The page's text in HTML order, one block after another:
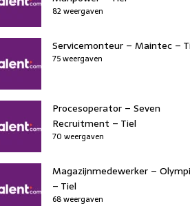
82 weergaven
Servicemonteur – Maintec –
75 weergaven
Procesoperator – Seven
Recruitment – Tiel
70 weergaven
Magazijnmedewerker –
– Tiel
68 weergaven